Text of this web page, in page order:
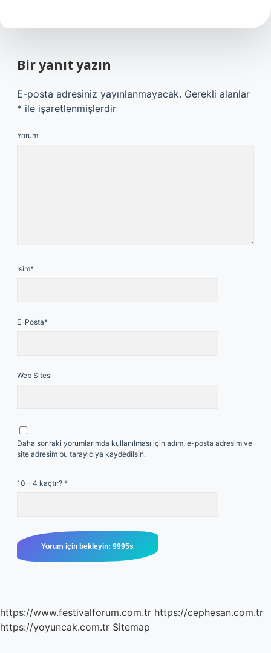
Bir yanıt yazın
E-posta adresiniz yayınlanmayacak. Gerekli alanlar
* ile işaretlenmişlerdir
Yorum
İsim*
E-Posta*
Web Sitesi
Daha sonraki yorumlarımda kullanılması için adım, e-posta adresim ve
site adresim bu tarayıcıya kaydedilsin.
10 - 4 kaçtır? *
https://www.festivalforum.com.tr https://cephesan.com.tr
https://yoyuncak.com.tr Sitemap